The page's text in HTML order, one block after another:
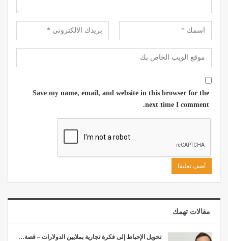
Save my name, email, and website in this browser for the
next time I comment.
مقالات تهمك
تحويل الإحباط إلى فكرة تجارية بملايين الدولارات – قصة…